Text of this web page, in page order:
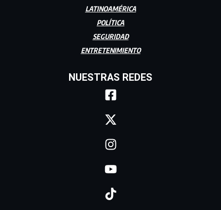
LATINOAMÉRICA
POLÍTICA
SEGURIDAD
ENTRETENIMIENTO
NUESTRAS REDES